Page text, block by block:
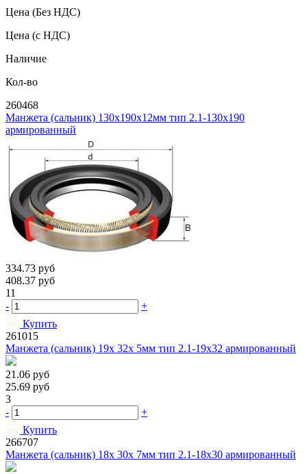
Цена (Без НДС)
Цена (с НДС)
Наличие
Кол-во
260468
Манжета (сальник) 130х190х12мм тип 2.1-130х190
армированный
334.73 руб
408.37 руб
11
-
+
Купить
261015
Манжета (сальник) 19х 32х 5мм тип 2.1-19х32 армированный
21.06 руб
25.69 руб
3
-
+
Купить
266707
Манжета (сальник) 18х 30х 7мм тип 2.1-18х30 армированный